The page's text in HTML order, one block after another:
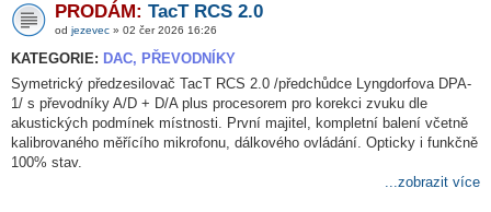
PRODÁM: TacT RCS 2.0
od jezevec » 02 čer 2026 16:26
KATEGORIE: DAC, PŘEVODNÍKY
Symetrický předzesilovač TacT RCS 2.0 /předchůdce Lyngdorfova DPA-
1/ s převodníky A/D + D/A plus procesorem pro korekci zvuku dle
akustických podmínek místnosti. První majitel, kompletní balení včetně
kalibrovaného měřícího mikrofonu, dálkového ovládání. Opticky i funkčně
100% stav.
...zobrazit více